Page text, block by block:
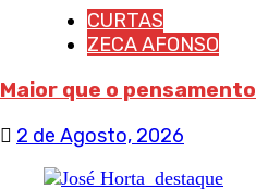
CURTAS
ZECA AFONSO
Maior que o pensamento
2 de Agosto, 2026